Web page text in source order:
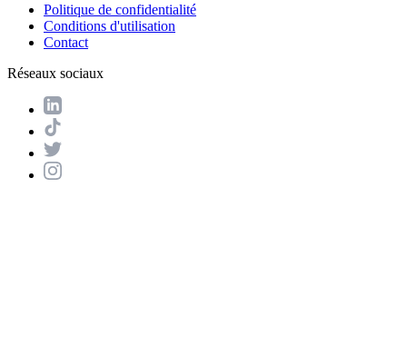
Politique de confidentialité
Conditions d'utilisation
Contact
Réseaux sociaux